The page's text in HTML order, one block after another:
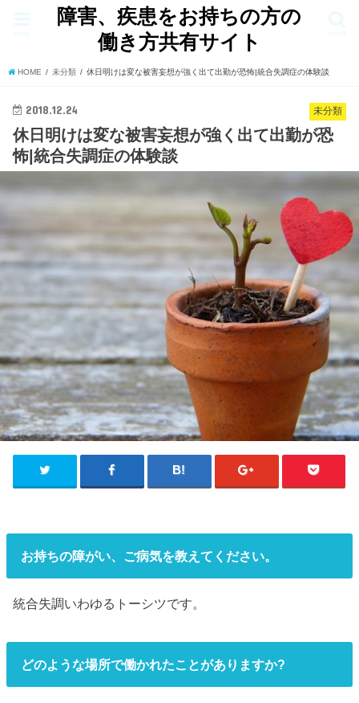
障害、疾患をお持ちの方の
働き方共有サイト
HOME 未分類 休日明けは変な被害妄想が強く出て出勤が恐怖|統合失調症の体験談
未分類
2018.12.24
休日明けは変な被害妄想が強く出て出勤が恐
怖|統合失調症の体験談
お持ちの障がい、ご病気を教えてください。
統合失調いわゆるトーシツです。
どのような場所で働かれたことがありますか?